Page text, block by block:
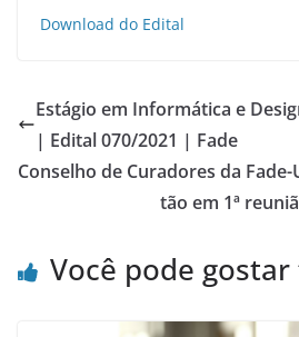
Download do Edital
Estágio em Informática e
| Edital 070/2021 | Fade
Conselho de Curadores da Fade-
tão em 1ª
Você pode